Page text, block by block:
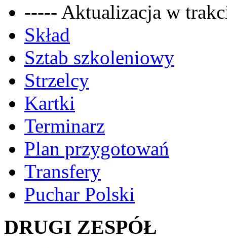
----- Aktualizacja w
Skład
Sztab szkoleniowy
Strzelcy
Kartki
Terminarz
Plan przygotowań
Transfery
Puchar Polski
DRUGI ZESPÓŁ